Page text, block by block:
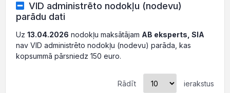
VID administrēto nodokļu (nodevu)
parādu dati
Uz 13.04.2026 nodokļu maksātājam AB eksperts, SIA
nav VID administrēto nodokļu (nodevu) parāda, kas
kopsummā pārsniedz 150 euro.
Rādīt ierakstus